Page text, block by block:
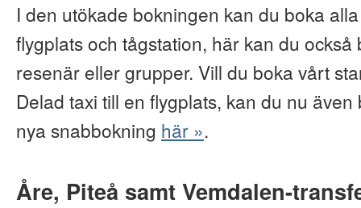
I den utökade bokningen kan du boka
flygplats och tågstation, här kan du
resenär eller grupper. Vill du boka vårt
Delad taxi till en flygplats, kan du nu
nya snabbokning här ».
Åre, Piteå samt Vemdalen-